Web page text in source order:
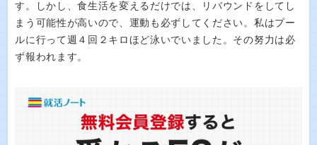
す。しかし、食生活を変えるだけでは、リバウンドをしてし
まう可能性が高いので、運動も必ずしてください。私はプー
ルに行って週４回２キロほど泳いでいました。その努力は必
ず報われます。